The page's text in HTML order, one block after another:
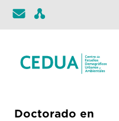
Doctorado en